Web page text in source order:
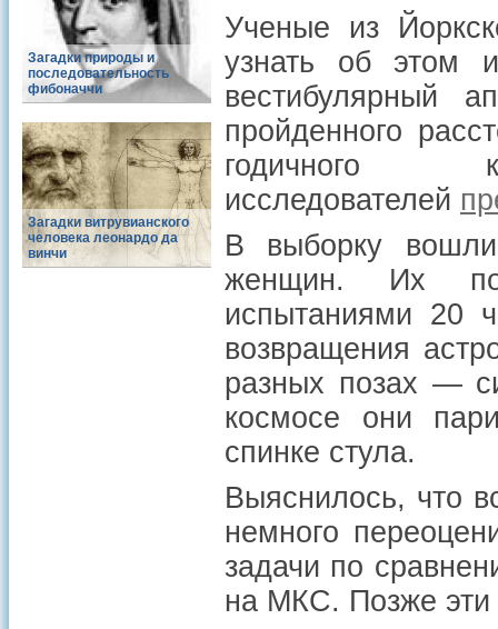
Загадки природы и
последовательность
фибоначчи
Загадки витрувианского
человека леонардо да
винчи
Ученые из
узнать об этом
вестибулярный
пройденного
годичного
исследователей
В выборку
женщин. Их
испытаниями 20
возвращения
разных позах —
космосе они
спинке стула.
Выяснилось, что
немного
задачи по
на МКС. Позже эти